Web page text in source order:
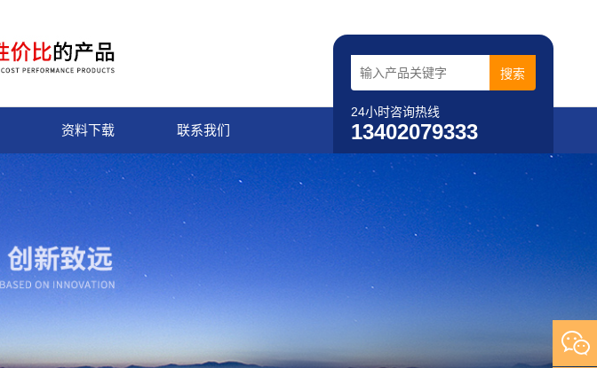
24小时咨询热线
13402079333
资料下载 联系我们